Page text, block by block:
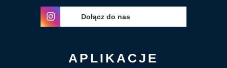
Dołącz do nas
APLIKACJE